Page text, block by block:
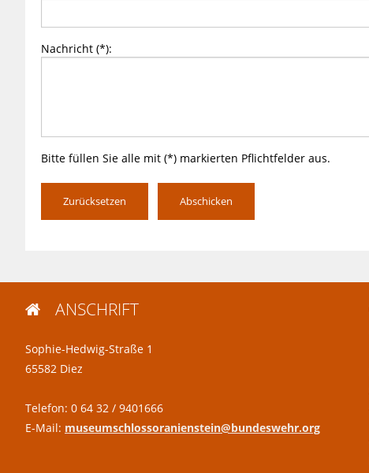
Nachricht (*):
Bitte füllen Sie alle mit (*) markierten Pflichtfelder aus.
Zurücksetzen Abschicken
 ANSCHRIFT
Sophie-Hedwig-Straße 1
65582 Diez
Telefon: 0 64 32 / 9401666
E-Mail: museumschlossoranienstein@bundeswehr.org